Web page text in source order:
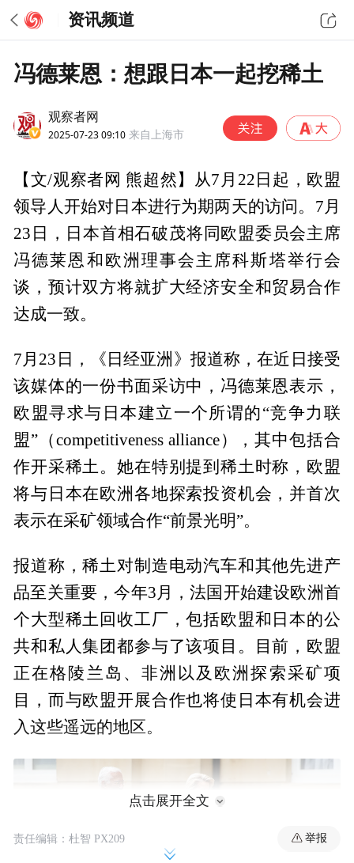
资讯频道
冯德莱恩：想跟日本一起挖稀土
观察者网
2025-07-23 09:10 来自上海市
【文/观察者网 熊超然】从7月22日起，欧盟
领导人开始对日本进行为期两天的访问。7月
23日，日本首相石破茂将同欧盟委员会主席
冯德莱恩和欧洲理事会主席科斯塔举行会
谈，预计双方将就扩大经济安全和贸易合作
达成一致。
7月23日，《日经亚洲》报道称，在近日接受
该媒体的一份书面采访中，冯德莱恩表示，
欧盟寻求与日本建立一个所谓的“竞争力联
盟”（competitiveness alliance），其中包括合
作开采稀土。她在特别提到稀土时称，欧盟
将与日本在欧洲各地探索投资机会，并首次
表示在采矿领域合作“前景光明”。
报道称，稀土对制造电动汽车和其他先进产
品至关重要，今年3月，法国开始建设欧洲首
个大型稀土回收工厂，包括欧盟和日本的公
共和私人集团都参与了该项目。目前，欧盟
正在格陵兰岛、非洲以及欧洲探索采矿项
目，而与欧盟开展合作也将使日本有机会进
入这些遥远的地区。
点击展开全文
责任编辑：杜智 PX209 举报